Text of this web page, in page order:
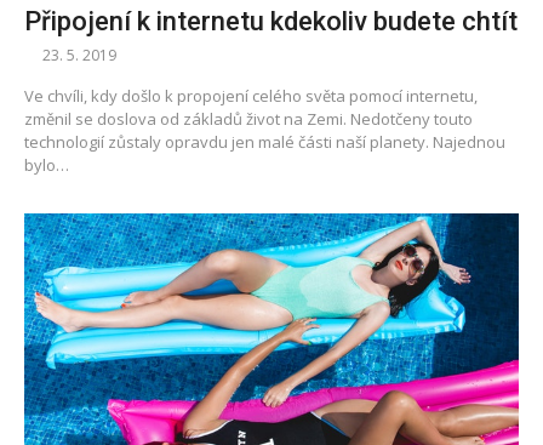
Připojení k internetu kdekoliv budete chtít
23. 5. 2019
Ve chvíli, kdy došlo k propojení celého světa pomocí internetu,
změnil se doslova od základů život na Zemi. Nedotčeny touto
technologií zůstaly opravdu jen malé části naší planety. Najednou
bylo…